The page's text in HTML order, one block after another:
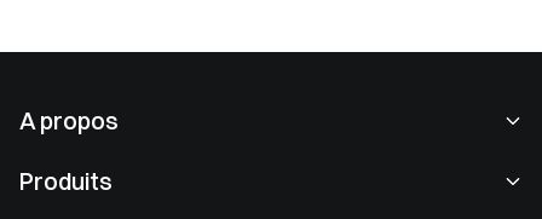
A propos
Produits